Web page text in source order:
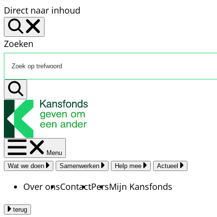
Direct naar inhoud
Zoeken
Menu
Wat we doen
Samenwerken Help mee Actueel
Over onsContactPersMijn Kansfonds
terug